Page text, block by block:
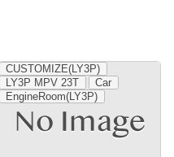
CUSTOMIZE(LY3P)
LY3P MPV 23T
Car
EngineRoom(LY3P)